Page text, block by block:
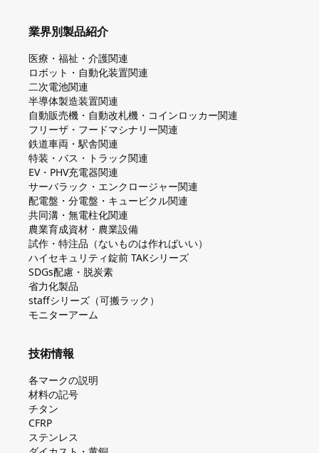
業界別製品紹介
医療・福祉・介護関連
ロボット・自動化装置関連
二次電池関連
半導体製造装置関連
自動販売機・自動改札機・コインロッカー関連
フリーザ・フードマシナリー関連
鉄道車両・駅舎関連
特装・バス・トラック関連
EV・PHV充電器関連
サーバラック・エンクロージャー関連
配電盤・分電盤・キュービクル関連
共同溝・無電柱化関連
農業育成資材・農業設備
試作・特注品（ないものは作ればいい）
ハイセキュリティ錠前 TAKシリーズ
SDGs配慮・脱炭素
省力化製品
staffシリーズ（可搬ラック）
モニターアーム
技術情報
各マークの説明
材料の記号
チタン
CFRP
ステンレス